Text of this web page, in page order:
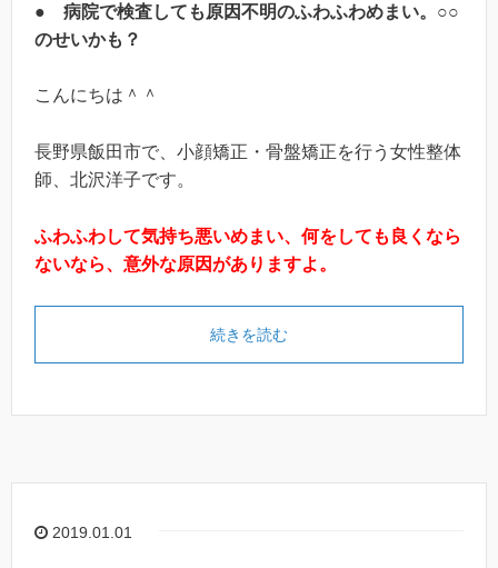
● 病院で検査しても原因不明のふわふわめまい。○○
のせいかも？
こんにちは＾＾
長野県飯田市で、小顔矯正・骨盤矯正を行う女性整体
師、北沢洋子です。
ふわふわして気持ち悪いめまい、何をしても良くなら
ないなら、意外な原因がありますよ。
続きを読む
2019.01.01